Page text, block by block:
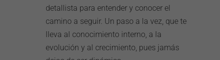
detallista para entender y conocer el
camino a seguir. Un paso a la vez, que te
lleva al conocimiento interno, a la
evolución y al crecimiento, pues jamás